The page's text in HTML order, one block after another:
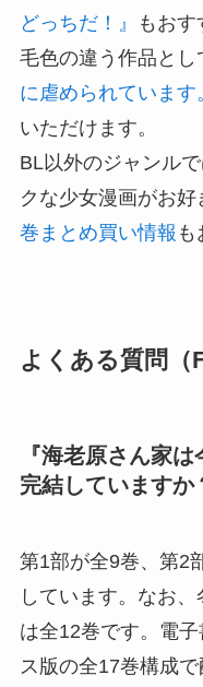
どっちだ！』
もお
毛色の違う作品とし
に虐められています
いただけます。
BL以外のジャンル
クな少女漫画がお好
巻まとめ買い情報 も
よくある質問（
『海老原さん家
完結していますか
第1部が全9巻、第2
しています。なお、
は全12巻です。電
ス版の全17巻構成で